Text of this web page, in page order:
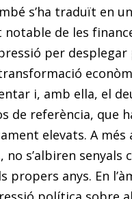
s’ha traduït en un
de les
per
i, amb ella, el
de referència, que
elevats. A més
no s’albiren senyals
propers anys. En